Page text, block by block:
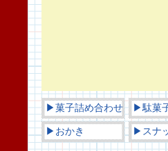
▶菓子詰め合わせ ▶駄菓
▶おかき ▶スナ